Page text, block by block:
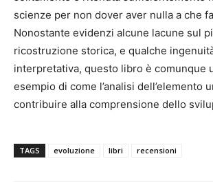
scienze per non dover aver nulla a che
Nonostante evidenzi alcune lacune sul
ricostruzione storica, e qualche
interpretativa, questo libro è comunque
esempio di come l’analisi dell’elemento
contribuire alla comprensione dello
TAGS evoluzione libri recensioni